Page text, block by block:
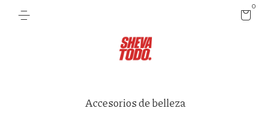
0
Accesorios de belleza